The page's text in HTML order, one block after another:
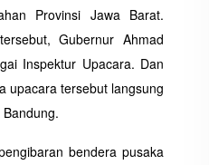
Provinsi Jawa Barat.
Gubernur Ahmad
Inspektur Upacara. Dan
upacara tersebut langsung
bendera pusaka